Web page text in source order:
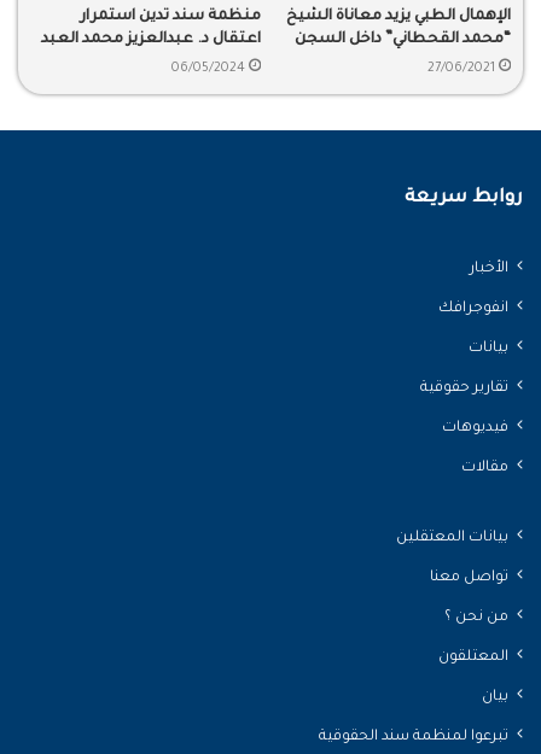
الإهمال الطبي يزيد معاناة الشيخ
“محمد القحطاني” داخل السجن
27/06/2021
منظمة سند تدين استمرار
اعتقال د. عبدالعزيز محمد العبد
اللطيف وتدعو إلى إطلاق سراحه
06/05/2024
روابط سريعة
الأخبار
انفوجرافك
بيانات
تقارير حقوقية
فيديوهات
مقالات
بيانات المعتقلين
تواصل معنا
من نحن ؟
المعتلقون
بيان
تبرعوا لمنظمة سند الحقوقية